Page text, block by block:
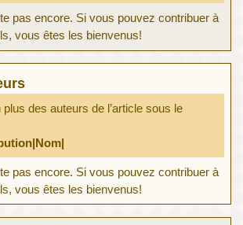
pas encore. Si vous pouvez contribuer à
vous êtes les bienvenus!
des auteurs de l’article sous le
pas encore. Si vous pouvez contribuer à
vous êtes les bienvenus!